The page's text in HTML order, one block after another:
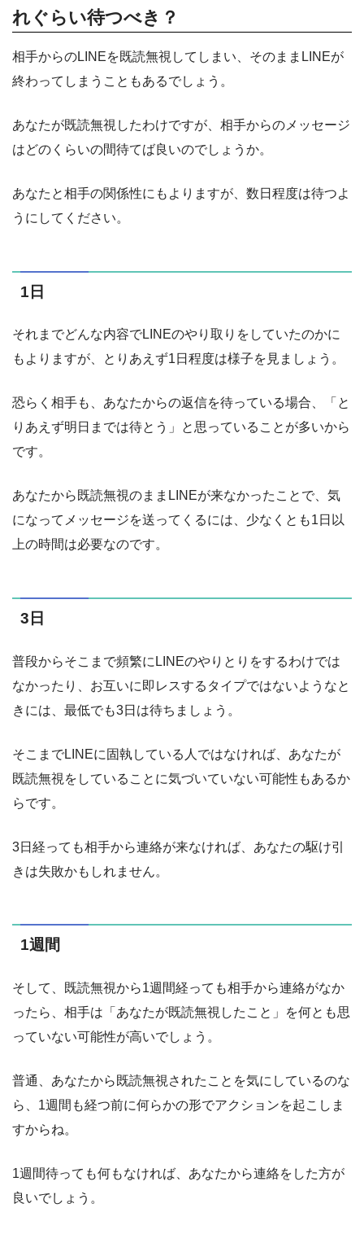
れぐらい待つべき？
相手からのLINEを既読無視してしまい、そのままLINEが
終わってしまうこともあるでしょう。
あなたが既読無視したわけですが、相手からのメッセージ
はどのくらいの間待てば良いのでしょうか。
あなたと相手の関係性にもよりますが、数日程度は待つよ
うにしてください。
1日
それまでどんな内容でLINEのやり取りをしていたのかに
もよりますが、とりあえず1日程度は様子を見ましょう。
恐らく相手も、あなたからの返信を待っている場合、「と
りあえず明日までは待とう」と思っていることが多いから
です。
あなたから既読無視のままLINEが来なかったことで、気
になってメッセージを送ってくるには、少なくとも1日以
上の時間は必要なのです。
3日
普段からそこまで頻繁にLINEのやりとりをするわけでは
なかったり、お互いに即レスするタイプではないようなと
きには、最低でも3日は待ちましょう。
そこまでLINEに固執している人ではなければ、あなたが
既読無視をしていることに気づいていない可能性もあるか
らです。
3日経っても相手から連絡が来なければ、あなたの駆け引
きは失敗かもしれません。
1週間
そして、既読無視から1週間経っても相手から連絡がなか
ったら、相手は「あなたが既読無視したこと」を何とも思
っていない可能性が高いでしょう。
普通、あなたから既読無視されたことを気にしているのな
ら、1週間も経つ前に何らかの形でアクションを起こしま
すからね。
1週間待っても何もなければ、あなたから連絡をした方が
良いでしょう。